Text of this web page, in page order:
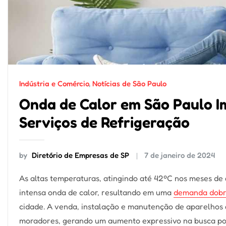
Indústria e Comércio, Notícias de São Paulo
Onda de Calor em São Paulo
Serviços de Refrigeração
by Diretório de Empresas de SP 7 de janeiro de 2024
As altas temperaturas, atingindo até 42ºC nos meses
intensa onda de calor, resultando em uma demanda
cidade. A venda, instalação e manutenção de aparelhos
moradores, gerando um aumento expressivo na busca